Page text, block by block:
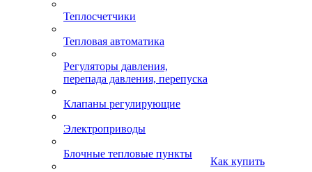
Теплосчетчики
Тепловая автоматика
Регуляторы давления,
перепада давления, перепуска
Клапаны регулирующие
Электроприводы
Блочные тепловые пункты
Как купить